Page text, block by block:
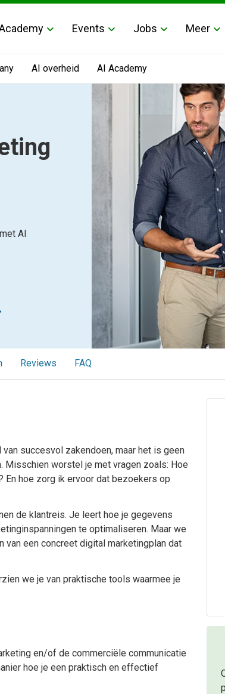
Events Jobs Meer
AI overheid AI Academy
AI
Reviews FAQ
succesvol zakendoen, maar het is geen
Misschien worstel je met vragen zoals: Hoe
En hoe zorg ik ervoor dat bezoekers op
de klantreis. Je leert hoe je gegevens
te optimaliseren. Maar we
van een concreet digital marketingplan dat
we je van praktische tools waarmee je
en/of de commerciële communicatie
hoe je een praktisch en effectief